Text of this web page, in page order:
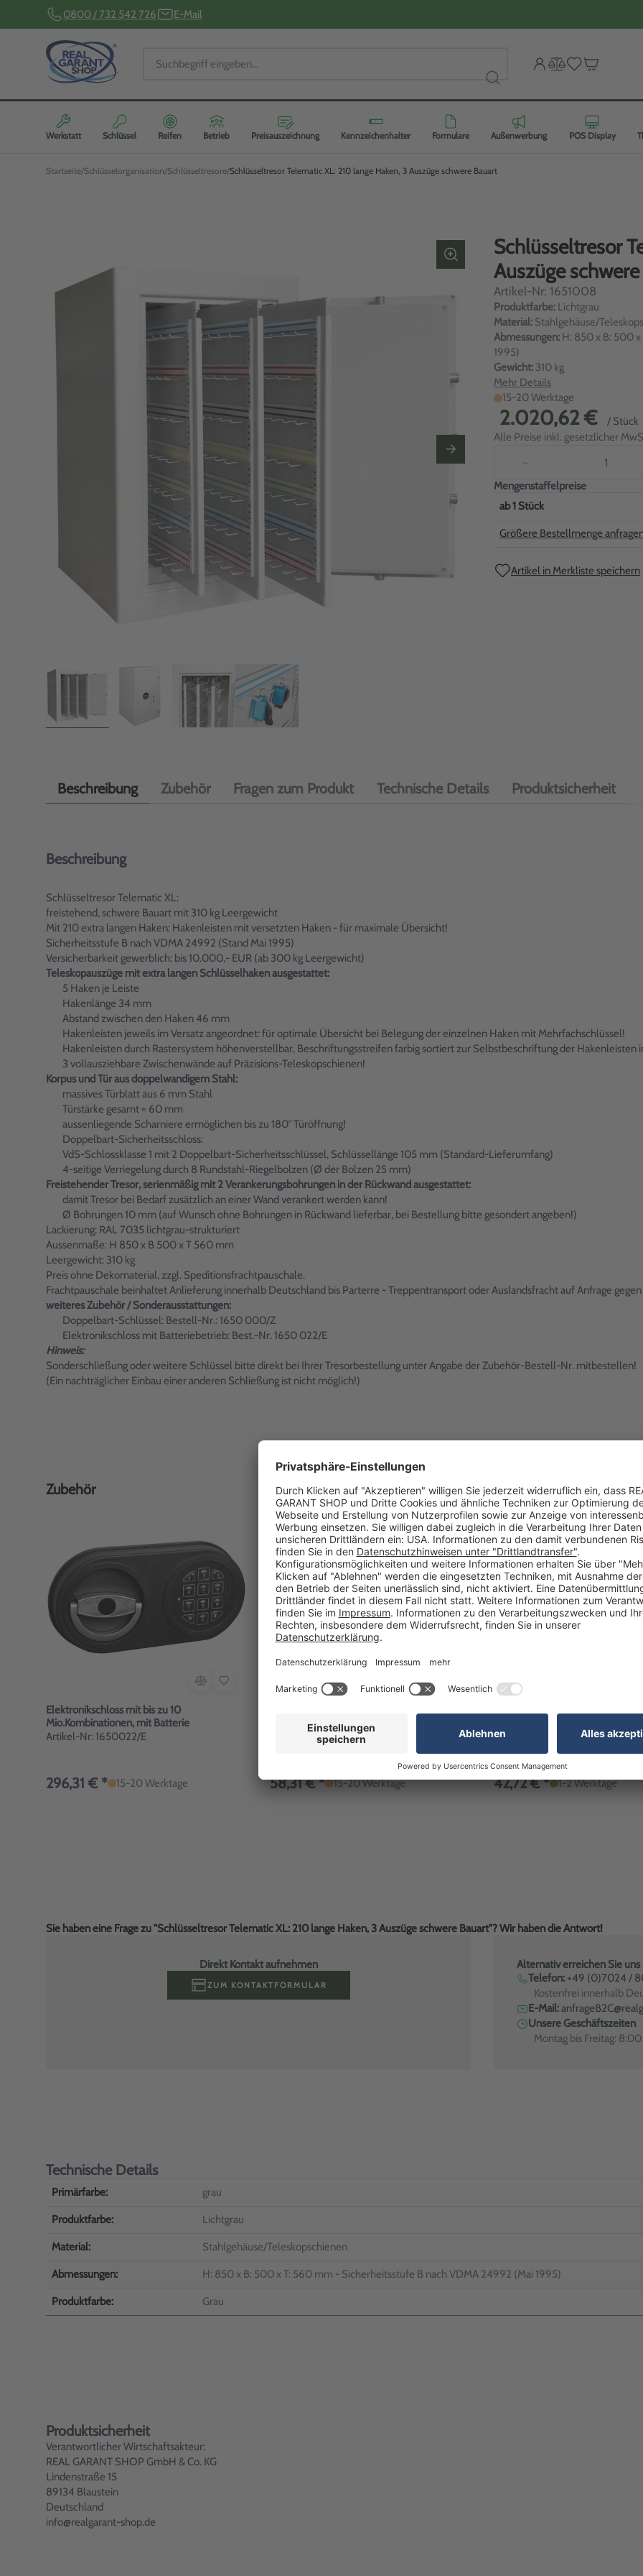
0800 / 732 542 726 E-Mail
Werkstatt Schlüssel Reifen Betrieb Preisauszeichnung Kennzeichenhalter Formulare Außenwerbung POS Display
Startseite Schlüsselorganisation Schlüsseltresore Schlüsseltresor Telematic XL: 210 lange Haken, 3 Auszüge schwere Bauart
Schlüsseltresor
Auszüge
Artikel-Nr: 1651008
Produktfarbe: Lichtgrau
Material: Stahlgehäuse/
Abmessungen: H: 850 x B: 500
1995)
Gewicht: 310 kg
Mehr Details
15-20 Werktage
2.020,62 €
/ Stück
Alle Preise inkl. gesetzlicher
−
Mengenstaffelpreise
ab1 Stück
Größere Bestellmenge
Artikel in Merkliste speichern
Beschreibung Zubehör Fragen zum Produkt Technische Details Produktsicherheit
Beschreibung
Schlüsseltresor Telematic XL:
freistehend, schwere Bauart mit 310 kg Leergewicht
Mit 210 extra langen Haken: Hakenleisten mit versetzten Haken - für maximale Übersicht!
Sicherheitsstufe B nach VDMA 24992 (Stand Mai 1995)
Versicherbarkeit gewerblich: bis 10.000,- EUR (ab 300 kg Leergewicht)
Teleskopauszüge mit extra langen Schlüsselhaken ausgestattet:
5 Haken je Leiste
Hakenlänge 34 mm
Abstand zwischen den Haken 46 mm
Hakenleisten jeweils im Versatz angeordnet: für optimale Übersicht bei Belegung der einzelnen Haken mit Mehrfachschlüssel!
Hakenleisten durch Rastersystem höhenverstellbar, Beschriftungsstreifen farbig sortiert zur Selbstbeschriftung der
3 vollausziehbare Zwischenwände auf Präzisions-Teleskopschienen!
Korpus und Tür aus doppelwandigem Stahl:
massives Türblatt aus 6 mm Stahl
Türstärke gesamt = 60 mm
aussenliegende Scharniere ermöglichen bis zu 180° Türöffnung!
Doppelbart-Sicherheitsschloss:
VdS-Schlossklasse 1 mit 2 Doppelbart-Sicherheitsschlüssel, Schlüssellänge 105 mm (Standard-Lieferumfang)
4-seitige Verriegelung durch 8 Rundstahl-Riegelbolzen (Ø der Bolzen 25 mm)
Freistehender Tresor, serienmäßig mit 2 Verankerungsbohrungen in der Rückwand ausgestattet:
damit Tresor bei Bedarf zusätzlich an einer Wand verankert werden kann!
Ø Bohrungen 10 mm (auf Wunsch ohne Bohrungen in Rückwand lieferbar, bei Bestellung bitte gesondert angeben!)
Lackierung: RAL 7035 lichtgrau-strukturiert
Aussenmaße: H 850 x B 500 x T 560 mm
Leergewicht: 310 kg
Preis ohne Dekomaterial, zzgl. Speditionsfrachtpauschale.
Frachtpauschale beinhaltet Anlieferung innerhalb Deutschland bis Parterre - Treppentransport oder Auslandsfracht auf Anfrage
weiteres Zubehör / Sonderausstattungen:
Doppelbart-Schlüssel: Bestell-Nr.: 1650 000/Z
Elektronikschloss mit Batteriebetrieb: Best.-Nr. 1650 022/E
Hinweis:
Sonderschließung oder weitere Schlüssel bitte direkt bei Ihrer Tresorbestellung unter Angabe der Zubehör-Bestell-Nr. mitbestellen!
(Ein nachträglicher Einbau einer anderen Schließung ist nicht möglich!)
Zubehör
Elektronikschloss mit bis zu 10
Mio.Kombinationen, mit Batterie
Artikel-Nr: 1650022/E
296,31 € * 15-20 Werktage
Sicherheitsschlüssel
Artikel-Nr: 1650000/Z
58,31 € * 15-20 Werktage
Artikel-Nr: 1570005
42,72 € * 1-2 Werktage
Sie haben eine Frage zu "Schlüsseltresor Telematic XL: 210 lange Haken, 3 Auszüge schwere Bauart"? Wir haben die Antwort!
Direkt Kontakt aufnehmen
ZUM KONTAKTFORMULAR
Alternativ erreichen Sie uns
Telefon: +49 (0)7024 /
Kostenfrei innerhalb
E-Mail:
Unsere Geschäftszeiten
Montag bis Freitag:
Technische Details
Primärfarbe: grau
Produktfarbe: Lichtgrau
Material: Stahlgehäuse/Teleskopschienen
Abmessungen: H: 850 x B: 500 x T: 560 mm - Sicherheitsstufe B nach VDMA 24992 (Mai 1995)
Produktfarbe: Grau
Produktsicherheit
Verantwortlicher Wirtschaftsakteur:
REAL GARANT SHOP GmbH & Co. KG
Lindenstraße 15
89134 Blaustein
Deutschland
info@realgarant-shop.de